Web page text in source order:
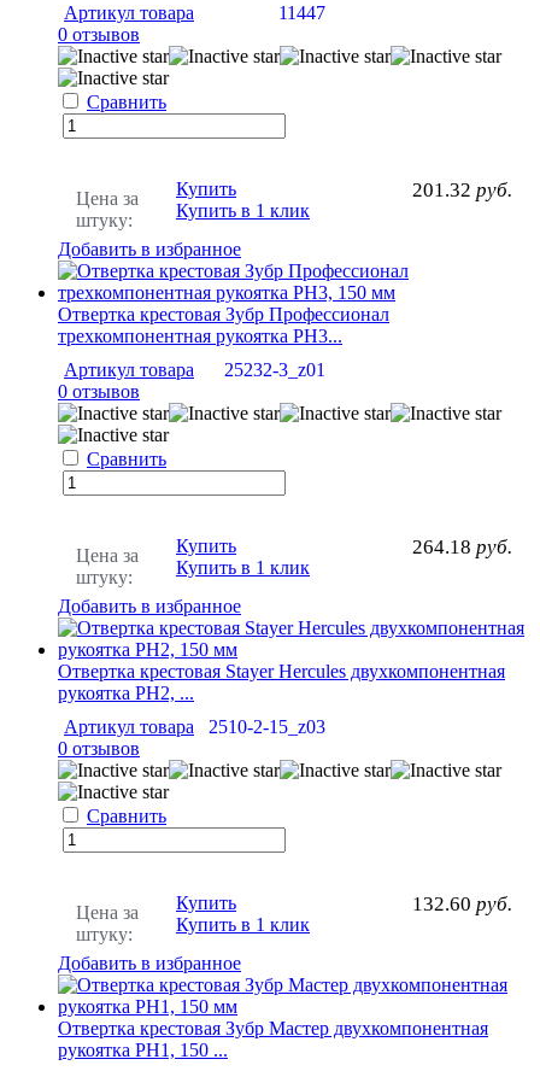
Артикул товара
11447
0 отзывов
Сравнить
Цена за
штуку:
201.32 руб.
Купить
Купить в 1 клик
Добавить в избранное
Отвертка крестовая Зубр Профессионал
трехкомпонентная рукоятка PH3...
Артикул товара
25232-3_z01
0 отзывов
Сравнить
Цена за
штуку:
264.18 руб.
Купить
Купить в 1 клик
Добавить в избранное
Отвертка крестовая Stayer Hercules двухкомпонентная
рукоятка PH2, ...
Артикул товара
2510-2-15_z03
0 отзывов
Сравнить
Цена за
штуку:
132.60 руб.
Купить
Купить в 1 клик
Добавить в избранное
Отвертка крестовая Зубр Мастер двухкомпонентная
рукоятка PH1, 150 ...